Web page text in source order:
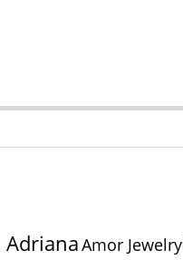
AdrianaAmor Jewelry